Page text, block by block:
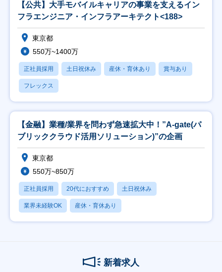
【公共】大手モバイルキャリアの事業を支えるイン
フラエンジニア・インフラアーキテクト<188>
東京都
550万~1400万
正社員採用 土日祝休み 産休・育休あり 賞与あり
フレックス
【金融】業種/業界を問わず急速拡大中！”A-gate(パ
ブリッククラウド活用ソリューション)”の企画
東京都
550万~850万
正社員採用 20代におすすめ 土日祝休み
業界未経験OK 産休・育休あり
新着求人